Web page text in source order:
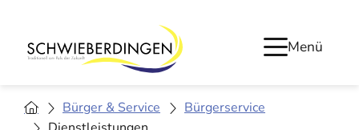
Menü
Bürger & Service
Bürgerservice